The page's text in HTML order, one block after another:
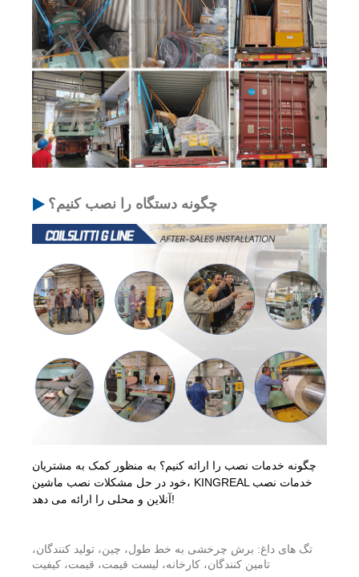
چگونه دستگاه را نصب کنیم؟
چگونه خدمات نصب را ارائه کنیم؟ به منظور کمک به مشتریان
خود در حل مشکلات نصب ماشین، KINGREAL خدمات نصب
آنلاین و محلی را ارائه می دهد!
تگ های داغ: برش چرخشی به خط طول، چین، تولید کنندگان،
تامین کنندگان، کارخانه، لیست قیمت، قیمت، کیفیت